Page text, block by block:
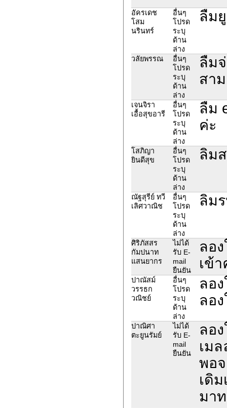
อัครเดช
โสม
นรินทร์
อื่นๆ
โปรด
ระบุ
ด้าน
ล่าง
ลืม
วลัยพรรณ
อื่นๆ
โปรด
ระบุ
ด้าน
ล่าง
ลืม
สา
เจนจิรา
เอื้อสุขอารี
อื่นๆ
โปรด
ระบุ
ด้าน
ล่าง
ลืม
ค่ะ
โสภิญา
ยินดีสุข
อื่นๆ
โปรด
ระบุ
ด้าน
ล่าง
ลิม
ณัฐสุรีย์ ทวี
เลิศวาณิช
อื่นๆ
โปรด
ระบุ
ด้าน
ล่าง
ลิม
ศิริภัสสร
กัมปนาท
แสนยากร
ไม่ได้
รับ E-
mail
ยืนยัน
ลอ
เข้
ปาณัสม์
วรรธก
วณิชย์
อื่นๆ
โปรด
ระบุ
ด้าน
ล่าง
ลอ
ลอ
ปาณิศา
ตะยูนรัมย์
ไม่ได้
รับ E-
mail
ยืนยัน
ลอ
เม
พอ
เดิ
มา